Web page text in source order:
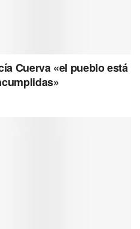
Cuerva «el pueblo está